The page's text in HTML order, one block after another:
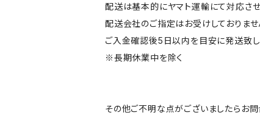
配送は基本的にヤマト運輸にて対応させ
配送会社のご指定はお受けしておりませ
ご入金確認後5日以内を目安に発送致し
※長期休業中を除く
その他ご不明な点がございましたらお問